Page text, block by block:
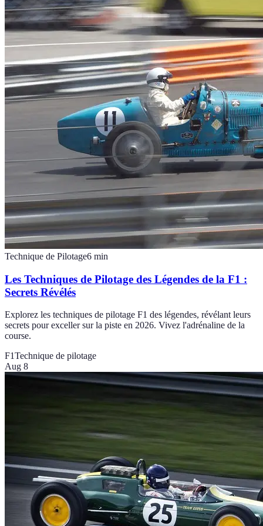
Technique de Pilotage6 min
Les Techniques de Pilotage des Légendes de la F1 :
Secrets Révélés
Explorez les techniques de pilotage F1 des légendes, révélant leurs
secrets pour exceller sur la piste en 2026. Vivez l'adrénaline de la
course.
F1Technique de pilotage
Aug 8